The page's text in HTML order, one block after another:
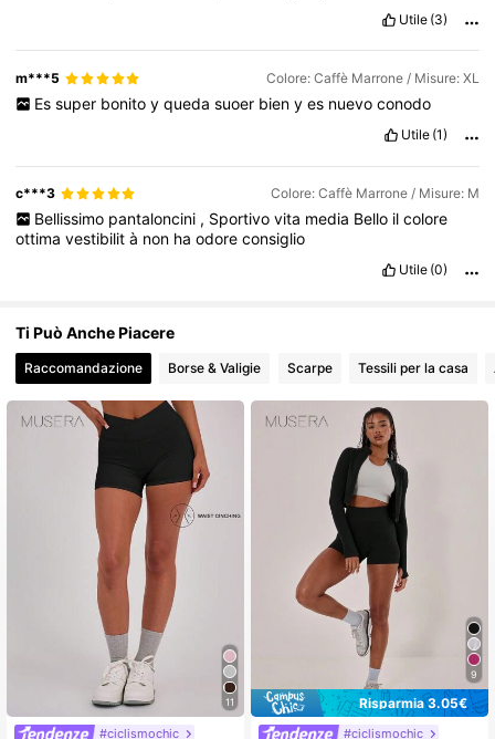
4.83 4.3M Follower
Utile (3)
m***5 Colore: Caffè Marrone / Misure: XL
Es super bonito y queda suoer bien y es nuevo conodo
Utile (1)
c***3 Colore: Caffè Marrone / Misure: M
Bellissimo pantaloncini , Sportivo vita media Bello il colore
ottimavestibilità non haodoreconsiglio
Utile (0)
Ti Può Anche Piacere
Raccomandazione Borse & Valigie Scarpe Tessili per la casa
11
#ciclismochic
9
Risparmia 3.05€
#ciclismochic